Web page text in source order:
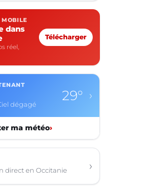
dans
réel,
Télécharger
dégagé
29° ›
ma météo›
direct en Occitanie ›